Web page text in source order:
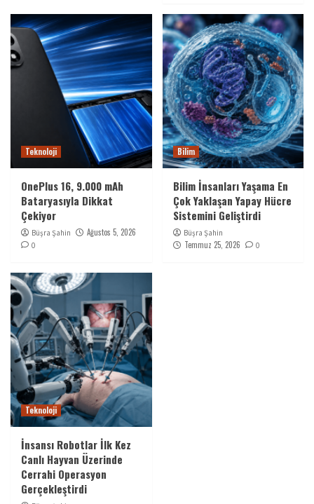
Teknoloji
OnePlus 16, 9.000 mAh
Bataryasıyla Dikkat
Çekiyor
Büşra Şahin Ağustos 5, 2026
0
Bilim
Bilim İnsanları Yaşama En
Çok Yaklaşan Yapay Hücre
Sistemini Geliştirdi
Büşra Şahin
Temmuz 25, 2026 0
Teknoloji
İnsansı Robotlar İlk Kez
Canlı Hayvan Üzerinde
Cerrahi Operasyon
Gerçekleştirdi